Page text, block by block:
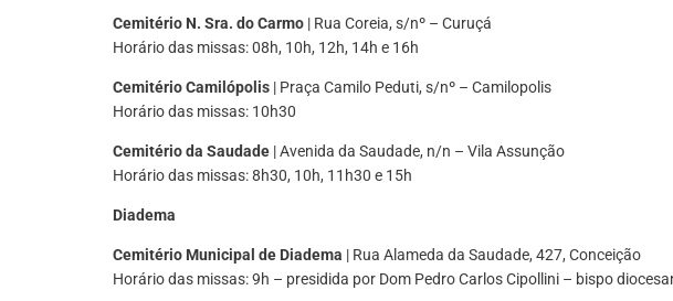
Cemitério N. Sra. do Carmo | Rua Coreia, s/nº – Curuçá
Horário das missas: 08h, 10h, 12h, 14h e 16h
Cemitério Camilópolis | Praça Camilo Peduti, s/nº – Camilopolis
Horário das missas: 10h30
Cemitério da Saudade | Avenida da Saudade, n/n – Vila Assunção
Horário das missas: 8h30, 10h, 11h30 e 15h
Diadema
Cemitério Municipal de Diadema | Rua Alameda da Saudade, 427, Conceição
Horário das missas: 9h – presidida por Dom Pedro Carlos Cipollini – bispo